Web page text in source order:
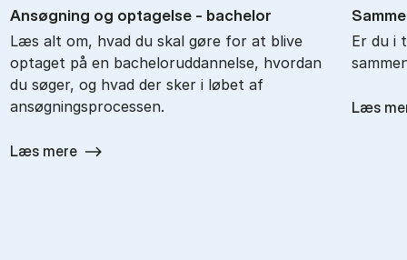
An­søg­ning og op­ta­gel­se - ba­chel­or
Læs alt om, hvad du skal gøre for at blive
optaget på en bacheloruddannelse, hvordan
du søger, og hvad der sker i løbet af
ansøgningsprocessen.
Læs mere
Er du i
Læs